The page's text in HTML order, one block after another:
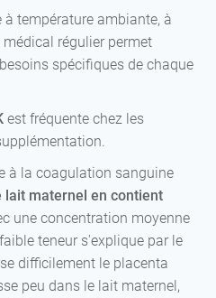
température ambiante, à
régulier permet
spécifiques de chaque
est fréquente chez les
à la coagulation sanguine
lait maternel en contient
une concentration moyenne
teneur s'explique par le
difficilement le placenta
peu dans le lait maternel,